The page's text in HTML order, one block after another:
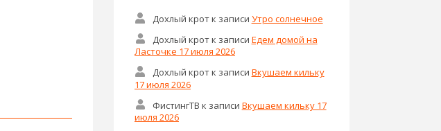
Дохлый кротк записи Утро солнечное
Дохлый кротк записи Едем домой на
Ласточке 17 июля 2026
Дохлый кротк записи Вкушаем кильку
17 июля 2026
ФистингТВ к записи Вкушаем кильку 17
июля 2026